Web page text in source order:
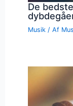
De
Musik / Af